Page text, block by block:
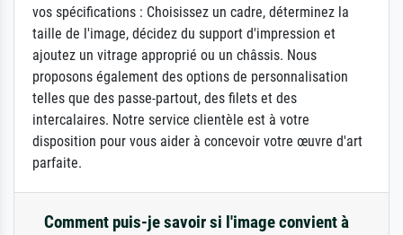
vos spécifications : Choisissez un cadre, déterminez la
taille de l'image, décidez du support d'impression et
ajoutez un vitrage approprié ou un châssis. Nous
proposons également des options de personnalisation
telles que des passe-partout, des filets et des
intercalaires. Notre service clientèle est à votre
disposition pour vous aider à concevoir votre œuvre d'art
parfaite.
Comment puis-je savoir si l'image convient à